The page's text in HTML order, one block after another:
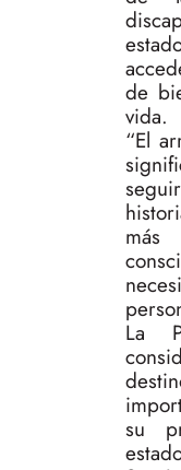
de
vida.
“El
más
La
su